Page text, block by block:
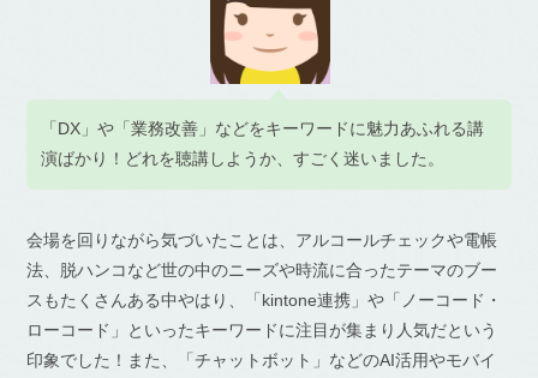
「DX」や「業務改善」などをキーワードに魅力あふれる講
演ばかり！どれを聴講しようか、すごく迷いました。
会場を回りながら気づいたことは、アルコールチェックや電帳
法、脱ハンコなど世の中のニーズや時流に合ったテーマのブー
スもたくさんある中やはり、「kintone連携」や「ノーコード・
ローコード」といったキーワードに注目が集まり人気だという
印象でした！また、「チャットボット」などのAI活用やモバイ